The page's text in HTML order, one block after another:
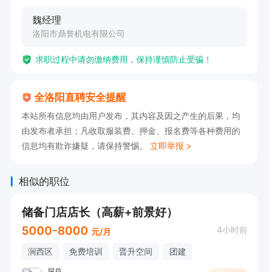
魏经理
洛阳市鼎誉机电有限公司
求职过程中请勿缴纳费用，保持谨慎防止受骗！
全洛阳直聘安全提醒
本站所有信息均由用户发布，其内容及因之产生的后果，均
由发布者承担；凡收取服装费、押金、报名费等各种费用的
信息均有欺诈嫌疑，请保持警惕。 立即举报 >
相似的职位
储备门店店长（高薪+前景好）
5000-8000 元/月 4小时前
涧西区 免费培训 晋升空间 团建